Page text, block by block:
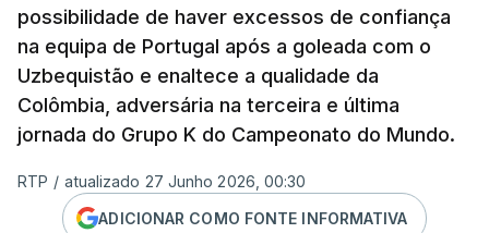
possibilidade de haver excessos de confiança
na equipa de Portugal após a goleada com o
Uzbequistão e enaltece a qualidade da
Colômbia, adversária na terceira e última
jornada do Grupo K do Campeonato do Mundo.
RTP / atualizado 27 Junho 2026, 00:30
ADICIONAR COMO FONTE INFORMATIVA